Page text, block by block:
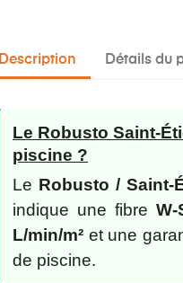
Description Détails du
Le Robusto Saint-
piscine ?
Le Robusto / Saint-
indique une fibre
L/min/m² et une
de piscine.